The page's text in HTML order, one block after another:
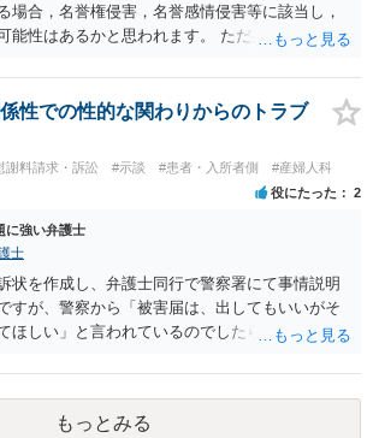
場合，名誉権侵害，名誉感情侵害等に該当し，
能性はあるかと思われます。 ただ弁護士費用を
性での性的な関わりからのトラブ
謝料請求・訴訟 #示談 #患者・入所者側 #産婦人科
役にたった 2
に強い弁護士
士
状を作成し、弁護士同行で警察署にて事情説明
すが、警察から「被害届は、出してもいいがそ
ほしい」と言われているのでしたら、あまり結
りかもしれないですが、実際に捜査をするの
れますので、やはり結論は変わらないかもしれ
りの「刑事に強い」とうたっている弁護士に相
もっとみる